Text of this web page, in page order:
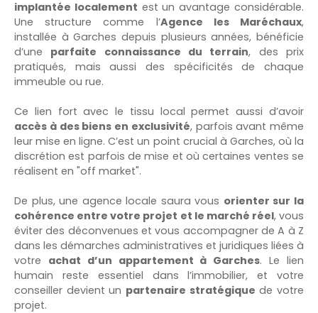
implantée localement est un avantage considérable.
Une structure comme l’Agence les Maréchaux,
installée à Garches depuis plusieurs années, bénéficie
d’une parfaite connaissance du terrain, des prix
pratiqués, mais aussi des spécificités de chaque
immeuble ou rue.
Ce lien fort avec le tissu local permet aussi d’avoir
accès à des biens en exclusivité, parfois avant même
leur mise en ligne. C’est un point crucial à Garches, où la
discrétion est parfois de mise et où certaines ventes se
réalisent en "off market".
De plus, une agence locale saura vous orienter sur la
cohérence entre votre projet et le marché réel, vous
éviter des déconvenues et vous accompagner de A à Z
dans les démarches administratives et juridiques liées à
votre achat d’un appartement à Garches. Le lien
humain reste essentiel dans l’immobilier, et votre
conseiller devient un partenaire stratégique de votre
projet.